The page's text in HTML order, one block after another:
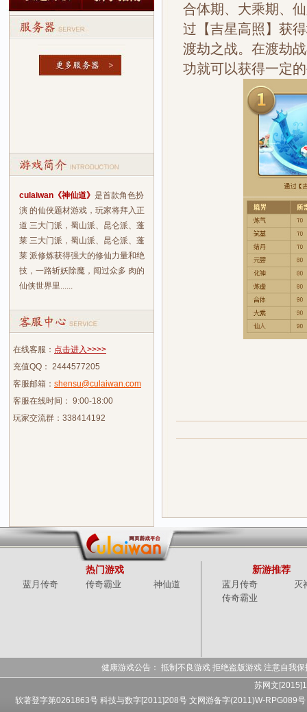
culaiwan《神仙道》 是首款角色扮
演 的仙侠题材游戏，玩家将拜入正
道 三大门派，蜀山派、昆仑派、蓬
莱 三大门派，蜀山派、昆仑派、蓬
莱 派修炼获得强大的修仙力量和绝
技，一路斩妖除魔，闯过众多 肉的
仙侠世界里......
在线客服： 点击进入>>>>
充值QQ： 2444577205
客服邮箱： shensu@culaiwan.com
客服在线时间： 9:00-18:00
玩家交流群：338414192
合体期、大乘期、
过【吉星高照】获
渡劫之战。在渡劫
功就可以获得一定
热门游戏
蓝月传奇 传奇霸业 神仙道
新游推荐
蓝月传奇
灭
传奇霸业
健康游戏公告： 抵制不良游戏 拒绝盗版游戏 注意自我
苏网文
软著登字第0261863号 科技与数字[2011]208号 文网游备字(2011)W-RPG089号